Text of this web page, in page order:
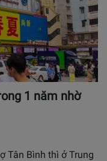
1 năm nhờ
Tân Bình thì ở Trung